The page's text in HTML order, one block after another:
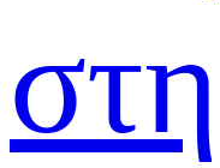
στη